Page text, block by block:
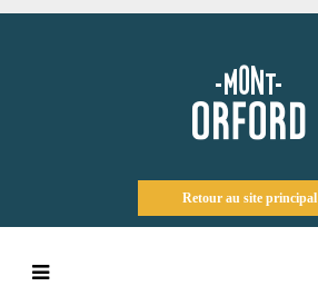
Retour au site principal